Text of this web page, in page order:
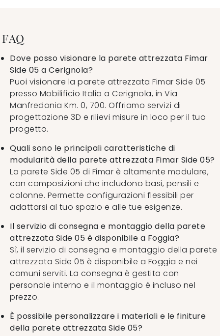
FAQ
Dove posso visionare la parete attrezzata Fimar
Side 05 a Cerignola?
Puoi visionare la parete attrezzata Fimar Side 05
presso Mobilificio Italia a Cerignola, in Via
Manfredonia Km. 0, 700. Offriamo servizi di
progettazione 3D e rilievi misure in loco per il tuo
progetto.
Quali sono le principali caratteristiche di
modularità della parete attrezzata Fimar Side 05?
La parete Side 05 di Fimar è altamente modulare,
con composizioni che includono basi, pensili e
colonne. Permette configurazioni flessibili per
adattarsi al tuo spazio e alle tue esigenze.
Il servizio di consegna e montaggio della parete
attrezzata Side 05 è disponibile a Foggia?
Sì, il servizio di consegna e montaggio della parete
attrezzata Side 05 è disponibile a Foggia e nei
comuni serviti. La consegna è gestita con
personale interno e il montaggio è incluso nel
prezzo.
È possibile personalizzare i materiali e le finiture
della parete attrezzata Side 05?